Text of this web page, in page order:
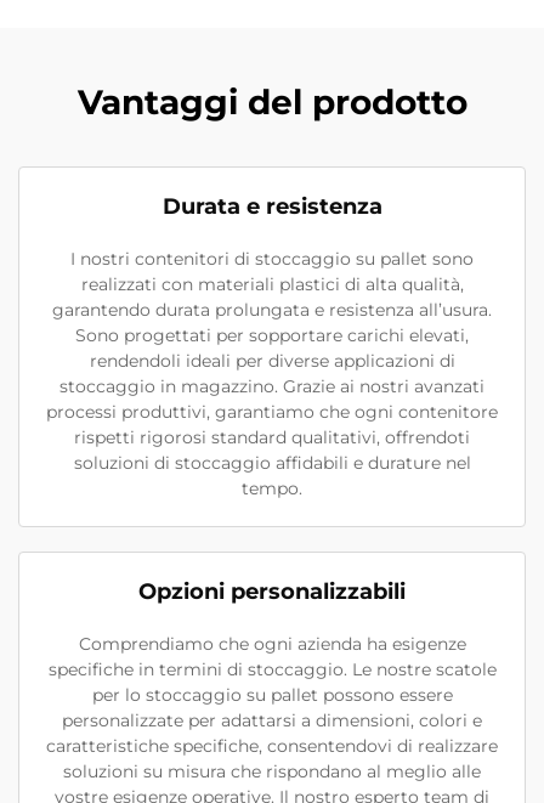
Vantaggi del prodotto
Durata e resistenza
I nostri contenitori di stoccaggio su pallet sono
realizzati con materiali plastici di alta qualità,
garantendo durata prolungata e resistenza all’usura.
Sono progettati per sopportare carichi elevati,
rendendoli ideali per diverse applicazioni di
stoccaggio in magazzino. Grazie ai nostri avanzati
processi produttivi, garantiamo che ogni contenitore
rispetti rigorosi standard qualitativi, offrendoti
soluzioni di stoccaggio affidabili e durature nel
tempo.
Opzioni personalizzabili
Comprendiamo che ogni azienda ha esigenze
specifiche in termini di stoccaggio. Le nostre scatole
per lo stoccaggio su pallet possono essere
personalizzate per adattarsi a dimensioni, colori e
caratteristiche specifiche, consentendovi di realizzare
soluzioni su misura che rispondano al meglio alle
vostre esigenze operative. Il nostro esperto team di